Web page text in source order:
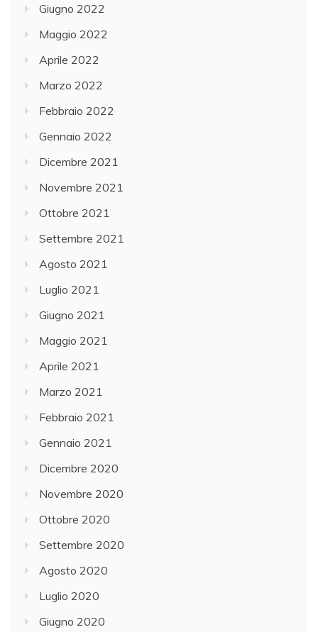
Giugno 2022
Maggio 2022
Aprile 2022
Marzo 2022
Febbraio 2022
Gennaio 2022
Dicembre 2021
Novembre 2021
Ottobre 2021
Settembre 2021
Agosto 2021
Luglio 2021
Giugno 2021
Maggio 2021
Aprile 2021
Marzo 2021
Febbraio 2021
Gennaio 2021
Dicembre 2020
Novembre 2020
Ottobre 2020
Settembre 2020
Agosto 2020
Luglio 2020
Giugno 2020